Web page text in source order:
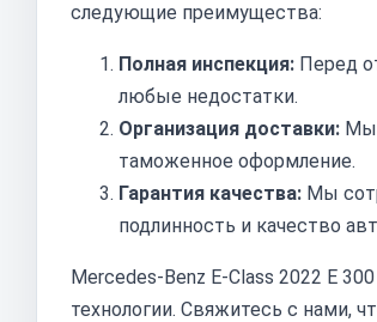
следующие преимущества:
Полная инспекция: Перед
любые недостатки.
Организация доставки: Мы
таможенное оформление.
Гарантия качества: Мы
подлинность и качество
Mercedes-Benz E-Class 2022 E
технологии. Свяжитесь с нами,